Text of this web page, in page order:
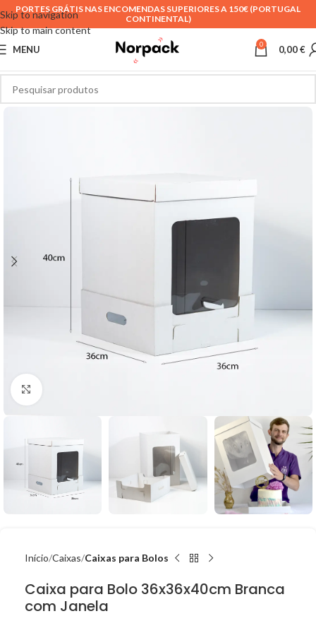
Skip to navigation
Skip to main content
PORTES GRÁTIS NAS ENCOMENDAS SUPERIORES A 150€ (PORTUGAL
CONTINENTAL)
MENU 0 0,00€
Início Caixas Caixas para Bolos
Caixa para Bolo 36x36x40cm Branca
com Janela